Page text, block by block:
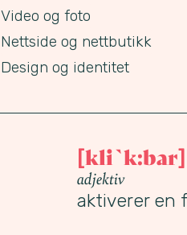
Video og foto
Nettside og nettbutikk
Design og identitet
[kli`k:bar]
adjektiv
aktiverer en